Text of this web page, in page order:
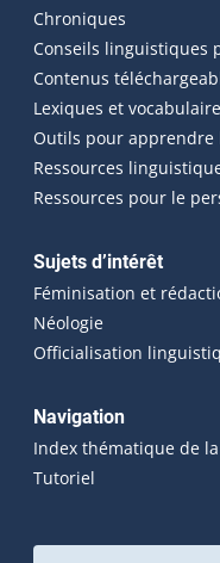
Chroniques
Conseils linguistiques
Contenus
Lexiques et
Outils pour apprendre
Ressources
Ressources pour le
Sujets d’intérêt
Féminisation et
Néologie
Officialisation
Navigation
Index thématique de la
Tutoriel